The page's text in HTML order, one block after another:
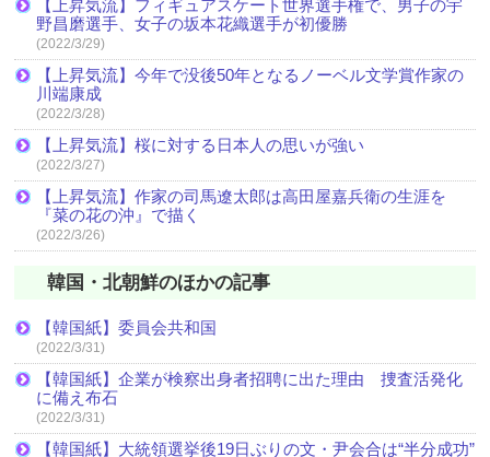
【上昇気流】フィギュアスケート世界選手権で、男子の宇
野昌磨選手、女子の坂本花織選手が初優勝
(2022/3/29)
【上昇気流】今年で没後50年となるノーベル文学賞作家の
川端康成
(2022/3/28)
【上昇気流】桜に対する日本人の思いが強い
(2022/3/27)
【上昇気流】作家の司馬遼太郎は高田屋嘉兵衛の生涯を
『菜の花の沖』で描く
(2022/3/26)
韓国・北朝鮮のほかの記事
【韓国紙】委員会共和国
(2022/3/31)
【韓国紙】企業が検察出身者招聘に出た理由 捜査活発化
に備え布石
(2022/3/31)
【韓国紙】大統領選挙後19日ぶりの文・尹会合は“半分成功”